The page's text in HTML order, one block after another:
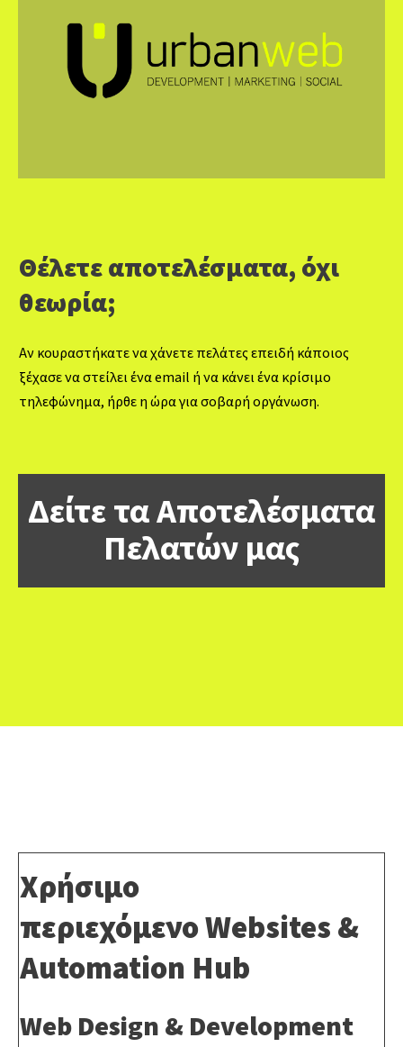
Θέλετε αποτελέσματα, όχι
θεωρία;
Αν κουραστήκατε να χάνετε πελάτες επειδή κάποιος
ξέχασε να στείλει ένα email ή να κάνει ένα κρίσιμο
τηλεφώνημα, ήρθε η ώρα για σοβαρή οργάνωση.
Δείτε τα Αποτελέσματα
Πελατών μας
Χρήσιμο
περιεχόμενοWebsites &
Automation Hub
Web Design & Development